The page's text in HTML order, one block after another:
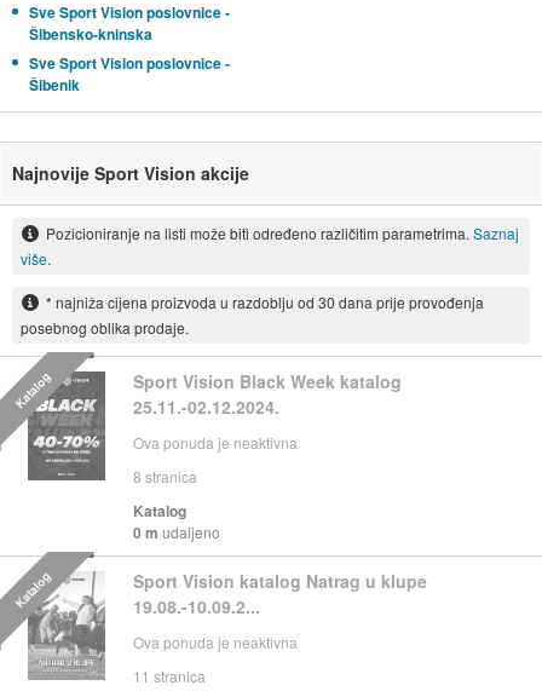
Sve Sport Vision poslovnice -
Šibensko-kninska
Sve Sport Vision poslovnice -
Šibenik
Najnovije Sport Vision akcije
Pozicioniranje na listi može biti određeno različitim parametrima. Saznaj
više.
* najniža cijena proizvoda u razdoblju od 30 dana prije provođenja
posebnog oblika prodaje.
Sport Vision Black Week katalog
25.11.-02.12.2024.
Ova ponuda je neaktivna
8 stranica
Katalog
0 m udaljeno
Katalog
Sport Vision katalog Natrag u klupe
19.08.-10.09.2...
Ova ponuda je neaktivna
11 stranica
Katalog